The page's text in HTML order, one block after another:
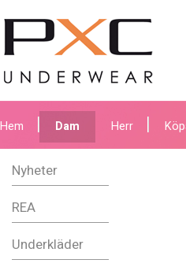
Hem Dam Herr
Nyheter
REA
Underkläder